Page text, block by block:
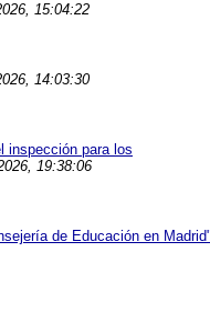
15:04:22
14:03:30
inspección para los
19:38:06
de Educación en